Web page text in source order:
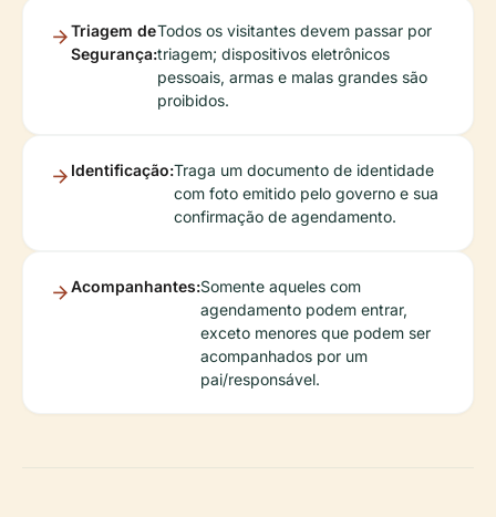
Triagem de
Segurança:
Todos os visitantes devem passar por
triagem; dispositivos eletrônicos
pessoais, armas e malas grandes são
proibidos.
Identificação:Traga um documento de identidade
com foto emitido pelo governo e sua
confirmação de agendamento.
Acompanhantes:Somente aqueles com
agendamento podem entrar,
exceto menores que podem ser
acompanhados por um
pai/responsável.